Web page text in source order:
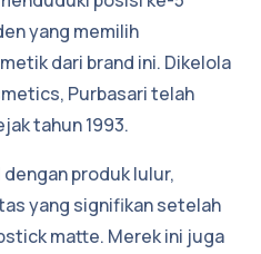
yang memilih
dari brand ini. Dikelola
Purbasari telah
tahun 1993.
produk lulur,
yang signifikan setelah
matte. Merek ini juga